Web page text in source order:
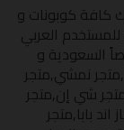
كافة كوبونات و
العربي
السعودية و
,متجر نمشي,متجر
شي إن,متجر
بابا,متجر